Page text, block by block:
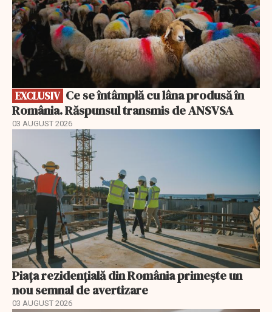
EXCLUSIV
România. Răspunsul transmis de ANSVSA
03 AUGUST 2026
Piața rezidențială din România primește un
nou semnal de avertizare
03 AUGUST 2026